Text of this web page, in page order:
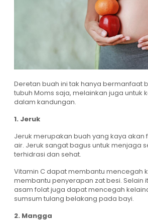
Deretan buah ini tak hanya bermanfaat
tubuh Moms saja, melainkan juga untuk
dalam kandungan.
1. Jeruk
Jeruk merupakan buah yang kaya akan
air. Jeruk sangat bagus untuk menjaga
terhidrasi dan sehat.
Vitamin C dapat membantu mencegah
membantu penyerapan zat besi. Selain
asam folat juga dapat mencegah
sumsum tulang belakang pada bayi.
2. Mangga